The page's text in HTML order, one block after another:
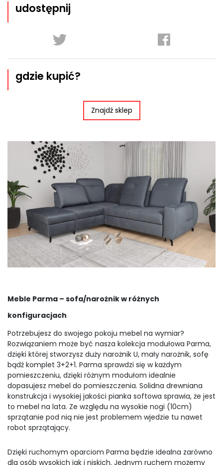
Meble Parma – sofa/narożnik w różnych
konfiguracjach
Potrzebujesz do swojego pokoju mebel na wymiar?
Rozwiązaniem może być nasza kolekcja modułowa Parma,
dzięki której stworzysz duży narożnik U, mały narożnik, sofę
bądź komplet 3+2+1. Parma sprawdzi się w każdym
pomieszczeniu, dzięki różnym modułom idealnie
dopasujesz mebel do pomieszczenia. Solidna drewniana
konstrukcja i wysokiej jakości pianka softowa sprawia, że jest
to mebel na lata. Ze względu na wysokie nogi (10cm)
sprzątanie pod nią nie jest problemem wjedzie tu nawet
robot sprzątający.
Dzięki ruchomym oparciom Parma będzie idealna zarówno
dla osób wysokich jak i niskich. Jednym ruchem możemy
udostępnij
gdzie kupić?
Znajdź sklep